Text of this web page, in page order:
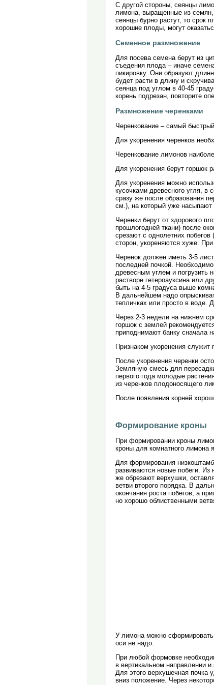
С другой стороны, сеянцы
лимона, выращенные из
сеянцы бурно растут, то срок
хорошие плоды, могут
Семенное размножение
Для посева семена берут из
съедения плода – иначе
пикировку. Они образуют
будет расти в длину и
сеянца под углом в 40-45
корень подрезан, повторите
Размножение черенками
Черенкование – самый
Для укоренения черенков
Черенкование лимонов
Для укоренения берут горшок
Для укоренения можно
кусочками древесного угля, в
сразу же после образования
см.), на который уже насыпают
Черенки берут от здорового
прошлогодней ткани) после
срезают с однолетних
сторон, укореняются хуже. При
Черенок должен иметь 3-5
последней почкой.
древесным углем и погрузить
растворе гетероауксина или
быть на 4-5 градуса выше
В дальнейшем надо
тепличках или просто в воде.
Через 2-3 недели на нижнем
горшок с землей
приподнимают банку сначала
Признаком укоренения служит
После укоренения черенки
Земляную смесь для
первого года молодые
из черенков плодоносящего
После появления корней
Формирование кроны
При формировании кроны
кроны для комнатного
Для формирования
развиваются новые побеги. Из
же обрезают верхушки,
ветви второго порядка. В
окончания роста побегов, а
но хорошо облиственными
У лимона можно сформировать
оси не надо.
При любой формовке
в вертикальном направлении
Для этого верхушечная почка
вниз положение. Через